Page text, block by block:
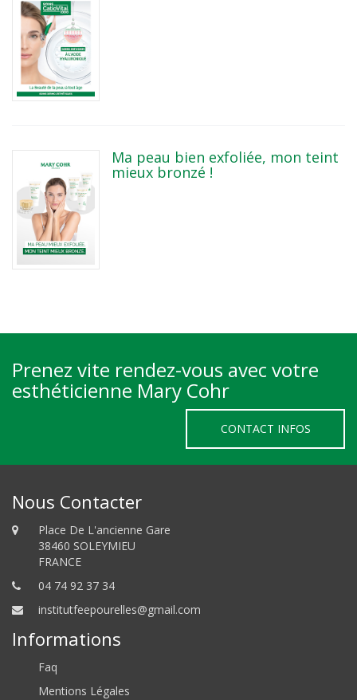
Ma peau bien exfoliée, mon teint
mieux bronzé !
Prenez vite rendez-vous avec votre
esthéticienne Mary Cohr
CONTACT INFOS
Nous Contacter
Place De L'ancienne Gare
38460 SOLEYMIEU
FRANCE
04 74 92 37 34
institutfeepourelles@gmail.com
Informations
Faq
Mentions Légales